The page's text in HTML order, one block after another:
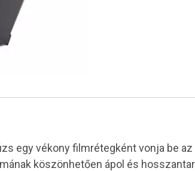
egy vékony filmrétegként vonja be
köszönhetően ápol és